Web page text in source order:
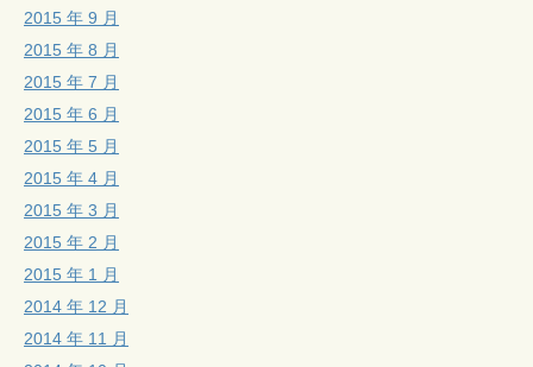
2015 年 9 月
2015 年 8 月
2015 年 7 月
2015 年 6 月
2015 年 5 月
2015 年 4 月
2015 年 3 月
2015 年 2 月
2015 年 1 月
2014 年 12 月
2014 年 11 月